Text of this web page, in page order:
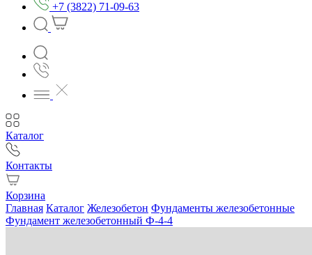
+7 (3822) 71-09-63
Каталог
Контакты
Корзина
Главная Каталог Железобетон Фундаменты железобетонные
Фундамент железобетонный Ф-4-4